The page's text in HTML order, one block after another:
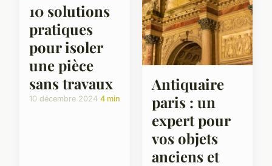
10 solutions
pratiques
pour isoler
une pièce
sans travaux
10 décembre 2024 4 min
Antiquaire
paris : un
expert pour
vos objets
anciens et